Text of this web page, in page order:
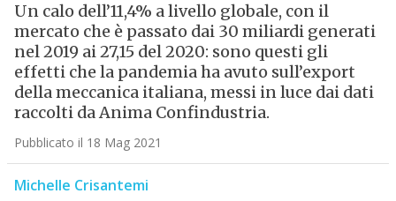
Un calo dell’11,4% a livello globale, con il
mercato che è passato dai 30 miliardi generati
nel 2019 ai 27,15 del 2020: sono questi gli
effetti che la pandemia ha avuto sull’export
della meccanica italiana, messi in luce dai dati
raccolti da Anima Confindustria.
Pubblicato il 18 Mag 2021
Michelle Crisantemi